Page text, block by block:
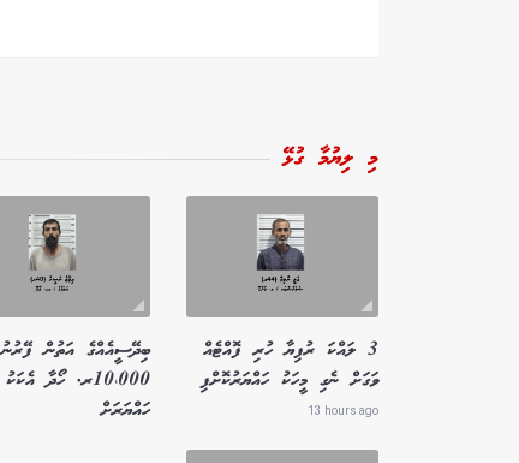
މި ލިޔުމާ ގުޅޭ
3 ލައްކަ ރުފިޔާ ހުރި ފޮއްޓެއް
ވަގަށް ނެގި މީހަކު ހައްޔަރުކޮށްފި
13 hours ago
ބިދޭސީއެއްގެ އަތުން ފޭރުނު
10،000ރ. ހޯދާ އެކަކު
ހައްޔަރަށް